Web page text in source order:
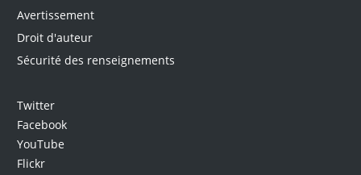
Avertissement
Droit d'auteur
Sécurité des renseignements
Twitter
Facebook
YouTube
Flickr